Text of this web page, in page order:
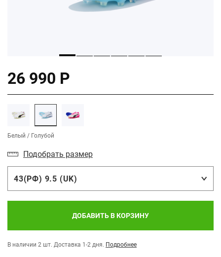
26 990 Р
Белый / Голубой
Подобрать размер
43(РФ) 9.5 (UK)
ДОБАВИТЬ В КОРЗИНУ
В наличии 2 шт. Доставка 1-2 дня. Подробнее